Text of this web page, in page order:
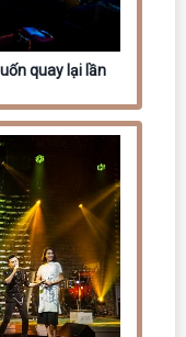
quay lại lần